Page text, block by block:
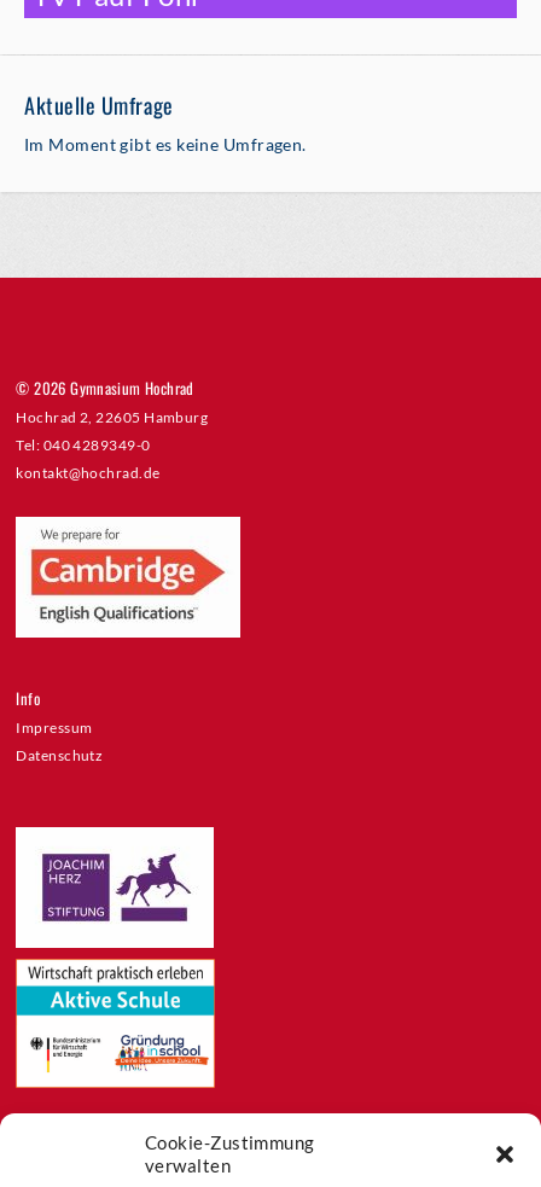
Cookie-Zustimmung
verwalten
Aktuelle Umfrage
Im Moment gibt es keine Umfragen.
© 2026 Gymnasium Hochrad
Hochrad 2, 22605 Hamburg
Tel: 040 4289349-0
kontakt@hochrad.de
Info
Impressum
Datenschutz